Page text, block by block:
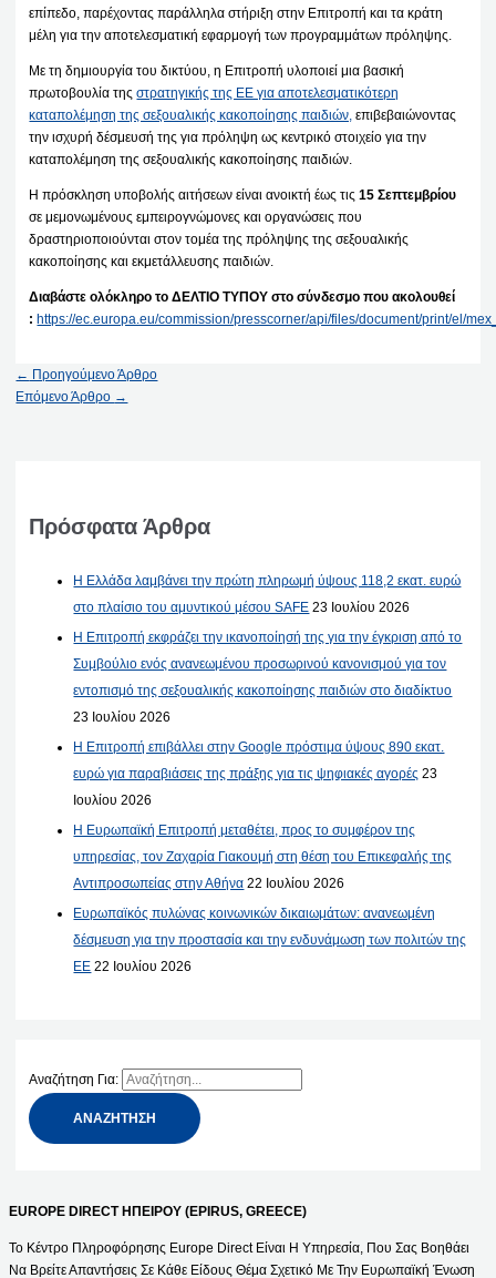
επίπεδο, παρέχοντας παράλληλα στήριξη στην Επιτροπή και τα κράτη
μέλη για την αποτελεσματική εφαρμογή των προγραμμάτων πρόληψης.
Με τη δημιουργία του δικτύου, η Επιτροπή υλοποιεί μια βασική
πρωτοβουλία τηςστρατηγικής της ΕΕ για αποτελεσματικότερη
καταπολέμηση της σεξουαλικής κακοποίησης παιδιών, επιβεβαιώνοντας
την ισχυρή δέσμευσή της για πρόληψη ως κεντρικό στοιχείο για την
καταπολέμηση της σεξουαλικής κακοποίησης παιδιών.
Η πρόσκληση υποβολής αιτήσεων είναι ανοικτή έως τις15 Σεπτεμβρίου
σε μεμονωμένους εμπειρογνώμονες και οργανώσεις που
δραστηριοποιούνται στον τομέα της πρόληψης της σεξουαλικής
κακοποίησης και εκμετάλλευσης παιδιών.
Διαβάστε ολόκληρο το ΔΕΛΤΙΟ ΤΥΠΟΥ στο σύνδεσμο που ακολουθεί
: https://ec.europa.eu/commission/presscorner/api/files/document/print/el/
← Προηγούμενο Άρθρο
Επόμενο Άρθρο →
Πρόσφατα Άρθρα
Η Ελλάδα λαμβάνει την πρώτη πληρωμή ύψους 118,2 εκατ. ευρώ
στο πλαίσιο του αμυντικού μέσου SAFE 23 Ιουλίου 2026
Η Επιτροπή εκφράζει την ικανοποίησή της για την έγκριση από το
Συμβούλιο ενός ανανεωμένου προσωρινού κανονισμού για τον
εντοπισμό της σεξουαλικής κακοποίησης παιδιών στο διαδίκτυο
23 Ιουλίου 2026
Η Επιτροπή επιβάλλει στην Google πρόστιμα ύψους 890 εκατ.
ευρώ για παραβιάσεις της πράξης για τις ψηφιακές αγορές 23
Ιουλίου 2026
Η Ευρωπαϊκή Επιτροπή μεταθέτει, προς το συμφέρον της
υπηρεσίας, τον Ζαχαρία Γιακουμή στη θέση του Επικεφαλής της
Αντιπροσωπείας στην Αθήνα 22 Ιουλίου 2026
Ευρωπαϊκός πυλώνας κοινωνικών δικαιωμάτων: ανανεωμένη
δέσμευση για την προστασία και την ενδυνάμωση των πολιτών της
ΕΕ 22 Ιουλίου 2026
Αναζήτηση Για:
EUROPE DIRECT ΗΠΕΙΡΟΥ (EPIRUS, GREECE)
Το Κέντρο Πληροφόρησης Europe Direct Είναι Η Υπηρεσία, Που Σας Βοηθάει
Να Βρείτε Απαντήσεις Σε Κάθε Είδους Θέμα Σχετικό Με Την Ευρωπαϊκή Ένωση